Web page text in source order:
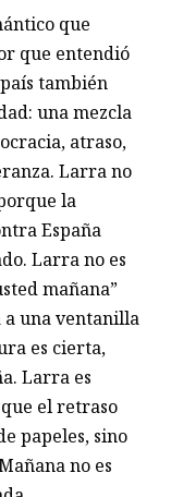
que
que entendió
también
una mezcla
atraso,
Larra no
la
España
Larra no es
mañana”
una ventanilla
es cierta,
Larra es
el retraso
papeles, sino
no es